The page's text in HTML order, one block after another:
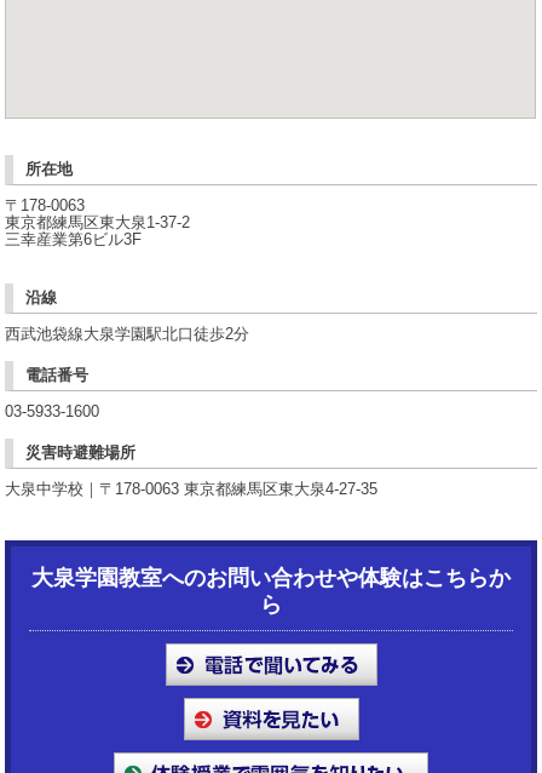
所在地
〒178-0063
東京都練馬区東大泉1-37-2
三幸産業第6ビル3F
沿線
西武池袋線大泉学園駅北口徒歩2分
電話番号
03-5933-1600
災害時避難場所
大泉中学校｜〒178-0063 東京都練馬区東大泉4-27-35
大泉学園教室へのお問い合わせや体験はこちらか
ら